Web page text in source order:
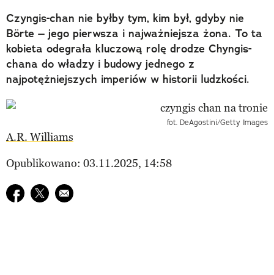
Czyngis-chan nie byłby tym, kim był, gdyby nie
Börte – jego pierwsza i najważniejsza żona. To ta
kobieta odegrała kluczową rolę drodze Chyngis-
chana do władzy i budowy jednego z
najpotężniejszych imperiów w historii ludzkości.
fot. DeAgostini/Getty Images
A.R. Williams
Opublikowano: 03.11.2025, 14:58
Udostępnij na facebook
Udostępnij na twitter
E-mail do przyjaciela